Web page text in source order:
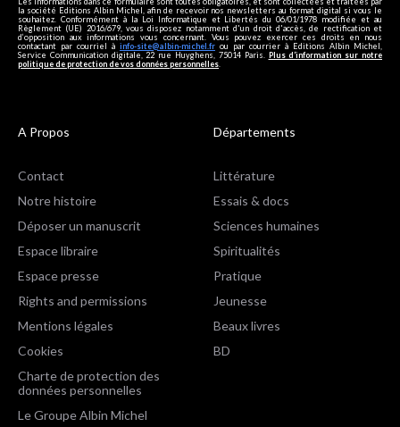
la société Editions Albin Michel, afin de recevoir nos newsletters au format digital si vous le
souhaitez. Conformément à la Loi Informatique et Libertés du 06/01/1978 modifiée et au
Règlement (UE) 2016/679, vous disposez notamment d'un droit d'accès, de rectification et
d’opposition aux informations vous concernant. Vous pouvez exercer ces droits en nous
contactant par courriel à info-site@albin-michel.fr ou par courrier à Editions Albin Michel,
Service Communication digitale, 22 rue Huyghens, 75014 Paris. Plus d’information sur notre
politique de protection de vos données personnelles
A Propos
Contact
Notre histoire
Déposer un manuscrit
Espace libraire
Espace presse
Rights and permissions
Mentions légales
Cookies
Charte de protection des
données personnelles
Le Groupe Albin Michel
Départements
Littérature
Essais & docs
Sciences humaines
Spiritualités
Pratique
Jeunesse
Beaux livres
BD